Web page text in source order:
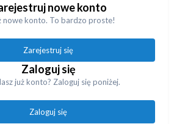
nowe konto
nowe konto. To bardzo proste!
Zarejestruj się
Zaloguj się
już konto? Zaloguj się poniżej.
Zaloguj się